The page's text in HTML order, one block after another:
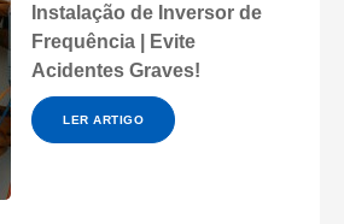
Instalação de Inversor de
Frequência | Evite
Acidentes Graves!
LER ARTIGO